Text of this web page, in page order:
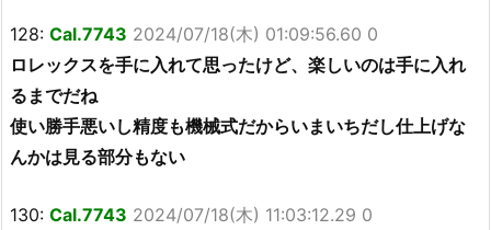
128: Cal.7743 2024/07/18(木) 01:09:56.60 0
ロレックスを手に入れて思ったけど、楽しいのは手に入れ
るまでだね
使い勝手悪いし精度も機械式だからいまいちだし仕上げな
んかは見る部分もない
130: Cal.7743 2024/07/18(木) 11:03:12.29 0